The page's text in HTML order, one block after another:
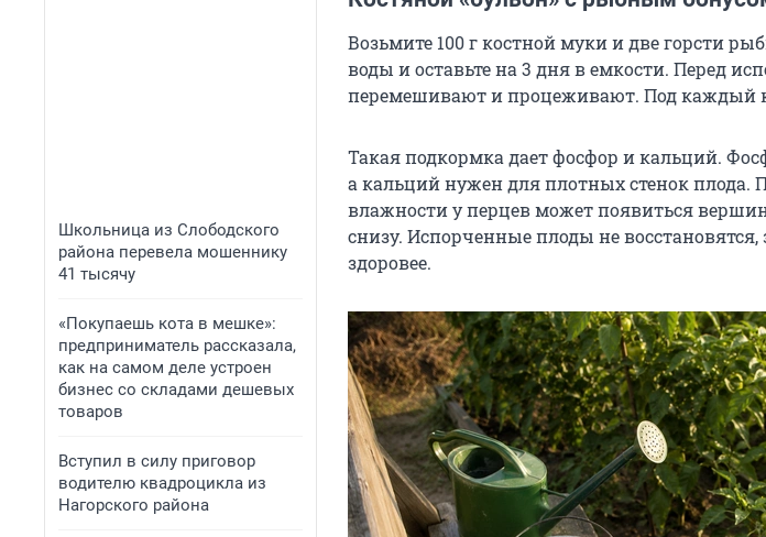
Школьница из Слободского
района перевела мошеннику
41 тысячу
«Покупаешь кота в мешке»:
предприниматель рассказала,
как на самом деле устроен
бизнес со складами дешевых
товаров
Вступил в силу приговор
водителю квадроцикла из
Нагорского района
Возьмите 100 г костной муки и две горсти
воды и оставьте на 3 дня в емкости. Перед
перемешивают и процеживают. Под каждый
Такая подкормка дает фосфор и кальций.
а кальций нужен для плотных стенок плода.
влажности у перцев может появиться
снизу. Испорченные плоды не восстановятся,
здоровее.